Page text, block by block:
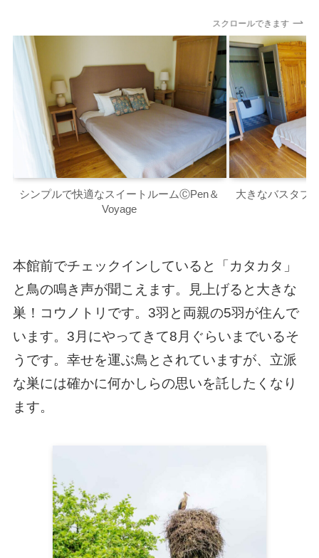
スクロールできます
シンプルで快適なスイートルームⒸPen＆
Voyage
大きなバスタブ
本館前でチェックインしていると「カタカタ」
と鳥の鳴き声が聞こえます。見上げると大きな
巣！コウノトリです。3羽と両親の5羽が住んで
います。3月にやってきて8月ぐらいまでいるそ
うです。幸せを運ぶ鳥とされていますが、立派
な巣には確かに何かしらの思いを託したくなり
ます。